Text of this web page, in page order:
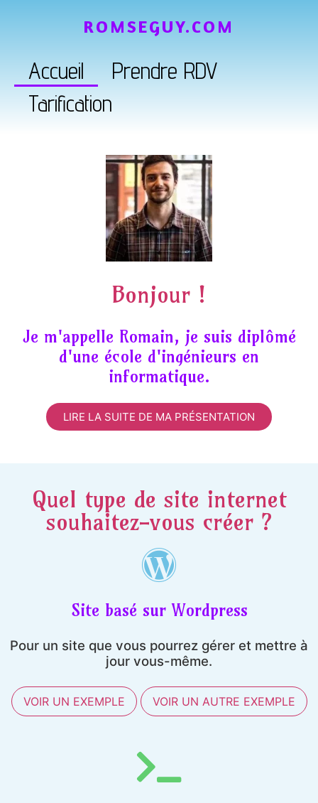
Accueil
Prendre RDV
Tarification
ROMSEGUY.COM
Bonjour !
Je m'appelle Romain, je suis diplômé
d'une école d'ingénieurs en
informatique.
LIRE LA SUITE DE MA PRÉSENTATION
Quel type de site internet
souhaitez-vous créer ?
Site basé sur Wordpress
Pour un site que vous pourrez gérer et mettre à
jour vous-même.
VOIR UN EXEMPLE VOIR UN AUTRE EXEMPLE